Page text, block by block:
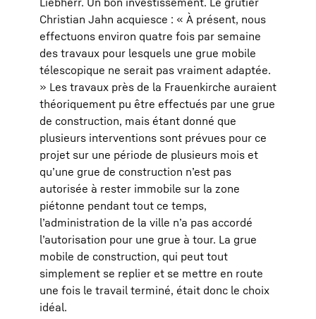
Christian Jahn acquiesce : « À présent, nous
effectuons environ quatre fois par semaine
des travaux pour lesquels une grue mobile
télescopique ne serait pas vraiment adaptée.
» Les travaux près de la Frauenkirche auraient
théoriquement pu être effectués par une grue
de construction, mais étant donné que
plusieurs interventions sont prévues pour ce
projet sur une période de plusieurs mois et
qu’une grue de construction n’est pas
autorisée à rester immobile sur la zone
piétonne pendant tout ce temps,
l’administration de la ville n’a pas accordé
l’autorisation pour une grue à tour. La grue
mobile de construction, qui peut tout
simplement se replier et se mettre en route
une fois le travail terminé, était donc le choix
idéal.